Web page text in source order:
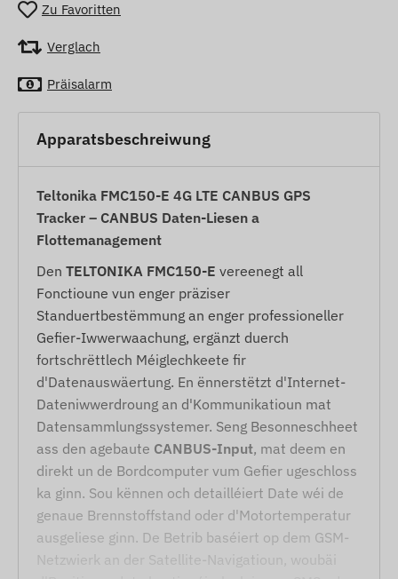
Zu Favoritten
Verglach
Präisalarm
Apparatsbeschreiwung
Teltonika FMC150-E 4G LTE CANBUS GPS
Tracker – CANBUS Daten-Liesen a
Flottemanagement
Den TELTONIKA FMC150-E vereenegt all
Fonctioune vun enger präziser
Standuertbestëmmung an enger professioneller
Gefier-Iwwerwaachung, ergänzt duerch
fortschrëttlech Méiglechkeete fir
d'Datenauswäertung. En ënnerstëtzt d'Internet-
Dateniwwerdroung an d'Kommunikatioun mat
Datensammlungssystemer. Seng Besonneschheet
ass den agebaute CANBUS-Input, mat deem en
direkt un de Bordcomputer vum Gefier ugeschloss
ka ginn. Sou kënnen och detailléiert Date wéi de
genaue Brennstoffstand oder d'Motortemperatur
ausgeliese ginn. De Betrib baséiert op dem GSM-
Netzwierk an der Satellite-Navigatioun, woubäi